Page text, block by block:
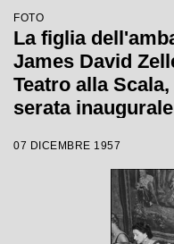
FOTO
La figlia
James David
Teatro alla
serata
"Un ballo in
Gianandrea
Margherita
07 DICEMBRE 1957